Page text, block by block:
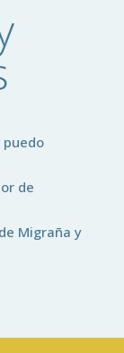
puedo
de
Migraña y